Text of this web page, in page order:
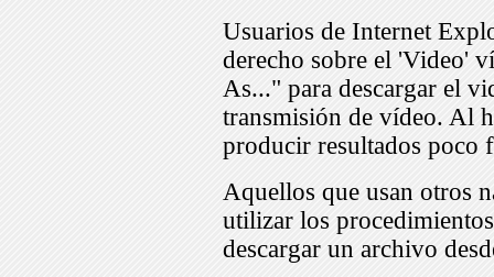
Usuarios de Internet
derecho sobre el 'Video'
As..." para descargar el
transmisión de vídeo. Al
producir resultados poco
Aquellos que usan otros
utilizar los
descargar un archivo